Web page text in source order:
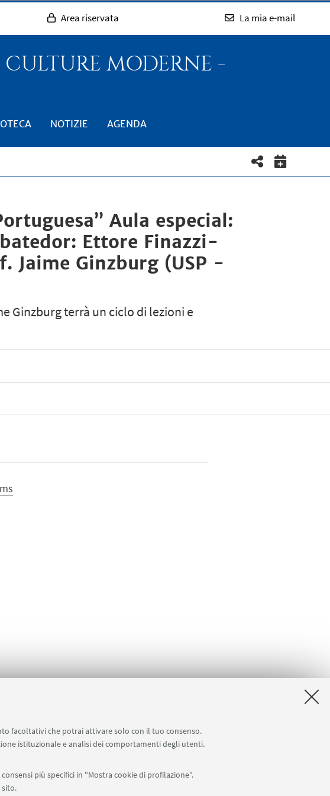
facoltativi che potrai attivare solo con il tuo consenso.
istituzionale e analisi dei comportamenti degli utenti.
più specifici in "Mostra cookie di profilazione".
sito.
Area riservata La mia e-mail
MODERNE -
NOTIZIE AGENDA
Aula especial:
Ettore Finazzi-
Jaime Ginzburg (USP -
Ginzburg terrà un ciclo di lezioni e